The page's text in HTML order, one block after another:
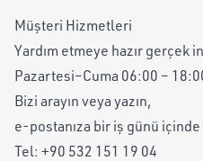
Müşteri Hizmetleri
Yardım etmeye hazır gerçek
Pazartesi–Cuma 06:00 –
Bizi arayın veya yazın,
e-postanıza bir iş günü
Tel: +90 532 151 19 04